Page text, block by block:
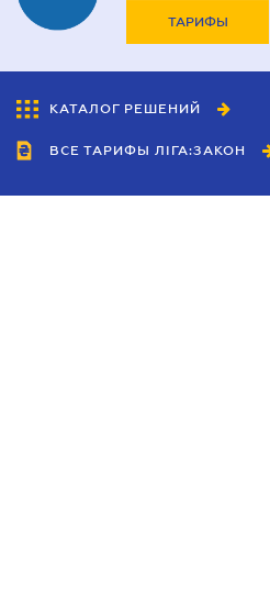
ТАРИФЫ
КАТАЛОГ РЕШЕНИЙ
ВСЕ ТАРИФЫ ЛІГА:ЗАКОН